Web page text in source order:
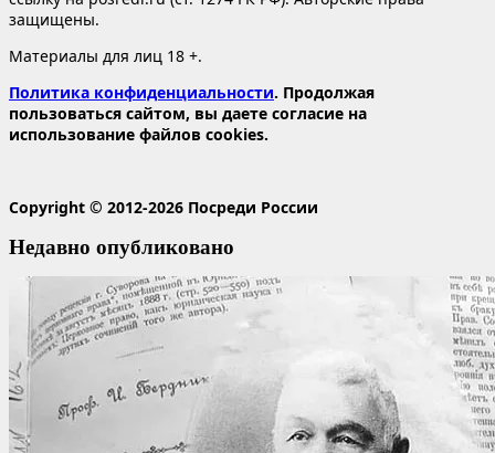
защищены.
Материалы для лиц 18 +.
Политика конфиденциальности. Продолжая
пользоваться сайтом, вы даете согласие на
использование файлов cookies.
Copyright © 2012-2026 Посреди России
Недавно опубликовано